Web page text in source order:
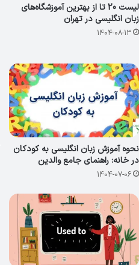
لیست 20 تا از بهترین آموزشگاه‌های
زبان انگلیسی در تهران
1404-08-13
نحوه آموزش زبان انگلیسی به کودکان
در خانه: راهنمای جامع والدین
1404-07-06